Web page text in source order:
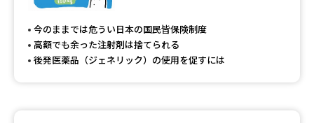
（高3生用）
（高2生用）
SELFBRAND特集ページ
今のままでは危うい日本の国民皆保険制度
高額でも余った注射剤は捨てられる
後発医薬品（ジェネリック）の使用を促すには